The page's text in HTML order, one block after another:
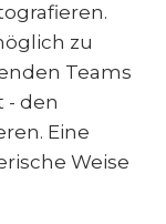
zu
Teams
- den
Eine
Weise